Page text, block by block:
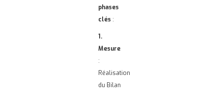
phases
clés :
1.
Mesure
:
Réalisation
du Bilan